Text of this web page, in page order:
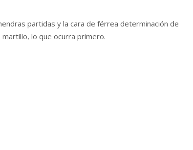
partidas y la cara de férrea determinación de
lo que ocurra primero.